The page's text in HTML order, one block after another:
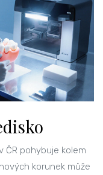
ČR pohybuje kolem
korunek může